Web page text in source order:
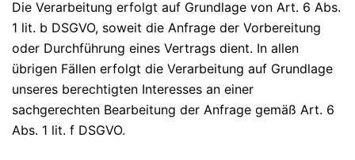
Die Verarbeitung erfolgt auf Grundlage von Art. 6 Abs.
1 lit. b DSGVO, soweit die Anfrage der Vorbereitung
oder Durchführung eines Vertrags dient. In allen
übrigen Fällen erfolgt die Verarbeitung auf Grundlage
unseres berechtigten Interesses an einer
sachgerechten Bearbeitung der Anfrage gemäß Art. 6
Abs. 1 lit. f DSGVO.